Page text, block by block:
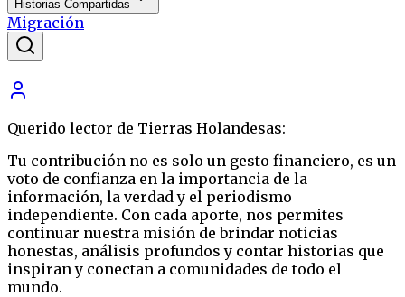
Historias Compartidas
Migración
Querido lector de Tierras Holandesas:
Tu contribución no es solo un gesto financiero, es un
voto de confianza en la importancia de la
información, la verdad y el periodismo
independiente. Con cada aporte, nos permites
continuar nuestra misión de brindar noticias
honestas, análisis profundos y contar historias que
inspiran y conectan a comunidades de todo el
mundo.